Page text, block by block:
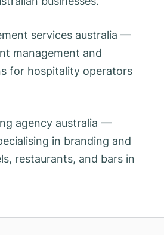
services australia —
management and
for hospitality operators
agency australia —
in branding and
restaurants, and bars in